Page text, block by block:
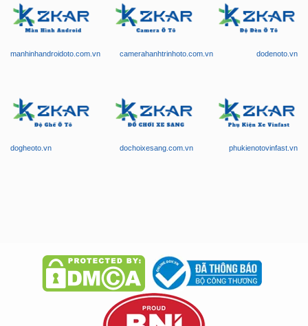
manhinhandroidoto.com.vn camerahanhtrinhoto.com.vn dodenoto.vn
dogheoto.vn dochoixesang.com.vn phukienotovinfast.vn